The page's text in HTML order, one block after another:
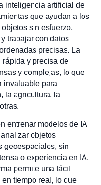
inteligencia artificial de
que ayudan a los
sin esfuerzo,
trabajar con datos
precisas. La
rápida y precisa de
y complejas, lo que
invaluable para
la agricultura, la
entrenar modelos de IA
objetos
geoespaciales, sin
o experiencia en IA.
permite una fácil
tiempo real, lo que